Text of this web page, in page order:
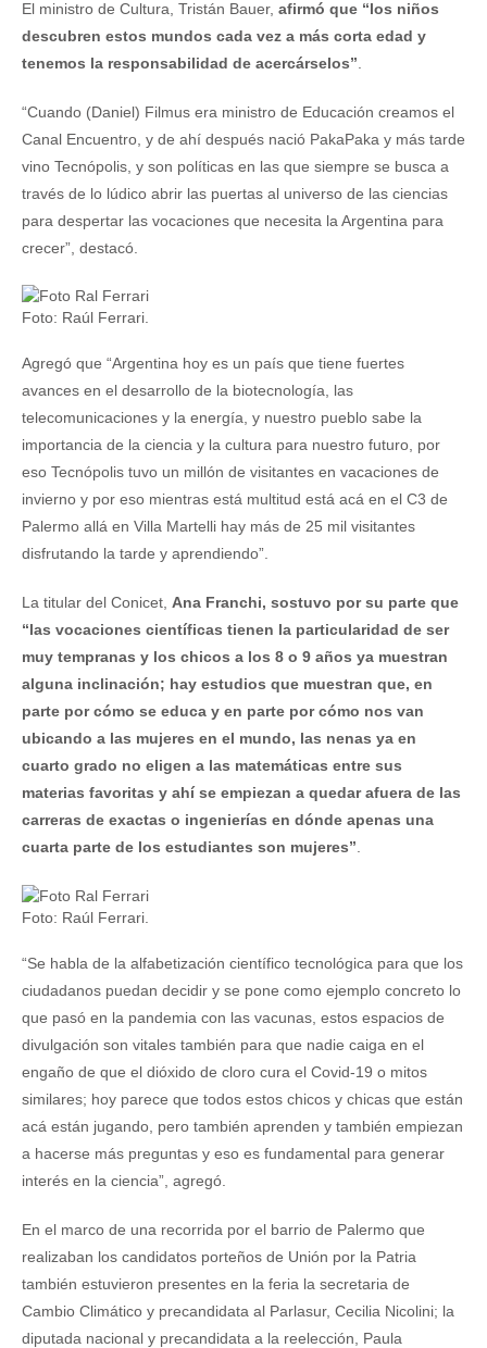
El ministro de Cultura, Tristán Bauer, afirmó que “los niños
descubren estos mundos cada vez a más corta edad y
tenemos la responsabilidad de acercárselos”
“Cuando (Daniel) Filmus era ministro de Educación creamos el
Canal Encuentro, y de ahí después nació PakaPaka y más tarde
vino Tecnópolis, y son políticas en las que siempre se busca a
través de lo lúdico abrir las puertas al universo de las ciencias
para despertar las vocaciones que necesita la Argentina para
crecer”, destacó.
Foto: Raúl Ferrari.
Agregó que “Argentina hoy es un país que tiene fuertes
avances en el desarrollo de la biotecnología, las
telecomunicaciones y la energía, y nuestro pueblo sabe la
importancia de la ciencia y la cultura para nuestro futuro, por
eso Tecnópolis tuvo un millón de visitantes en vacaciones de
invierno y por eso mientras está multitud está acá en el C3 de
Palermo allá en Villa Martelli hay más de 25 mil visitantes
disfrutando la tarde y aprendiendo”.
La titular del Conicet, Ana Franchi, sostuvo por su parte que
“las vocaciones científicas tienen la particularidad de ser
muy tempranas y los chicos a los 8 o 9 años ya muestran
alguna inclinación; hay estudios que muestran que, en
parte por cómo se educa y en parte por cómo nos van
ubicando a las mujeres en el mundo, las nenas ya en
cuarto grado no eligen a las matemáticas entre sus
materias favoritas y ahí se empiezan a quedar afuera de las
carreras de exactas o ingenierías en dónde apenas una
cuarta parte de los estudiantes son mujeres”.
Foto: Raúl Ferrari.
“Se habla de la alfabetización científico tecnológica para que los
ciudadanos puedan decidir y se pone como ejemplo concreto lo
que pasó en la pandemia con las vacunas, estos espacios de
divulgación son vitales también para que nadie caiga en el
engaño de que el dióxido de cloro cura el Covid-19 o mitos
similares; hoy parece que todos estos chicos y chicas que están
acá están jugando, pero también aprenden y también empiezan
a hacerse más preguntas y eso es fundamental para generar
interés en la ciencia”, agregó.
En el marco de una recorrida por el barrio de Palermo que
realizaban los candidatos porteños de Unión por la Patria
también estuvieron presentes en la feria la secretaria de
Cambio Climático y precandidata al Parlasur, Cecilia Nicolini; la
diputada nacional y precandidata a la reelección, Paula